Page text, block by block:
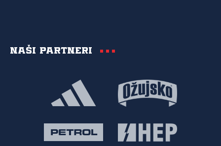
Naši partneri